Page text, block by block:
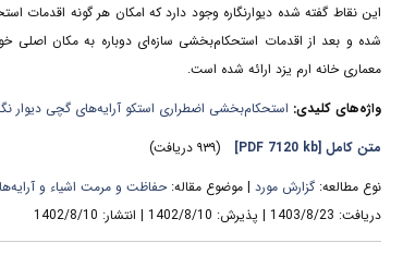
این نقاط گفته شده دیوارنگاره وجود دارد که امکان هر گونه اقدمات
شده و بعد از اقدمات استحکام‌بخشی سازه‌ای دوباره به مکان اصلی
معماری خانه ارم یزد ارائه شده است.
واژه‌های کلیدی: استحکام‌بخشی اضطراری استکو آرایه‌های گچی دیوار
متن کامل [PDF 7120 kb]
(۹۳۹ دریافت)
نوع مطالعه: گزارش مورد | موضوع مقاله:حفاظت و مرمت اشیاء و
دریافت: 1403/8/23 | پذیرش: 1402/8/10 | انتشار: 1402/8/10